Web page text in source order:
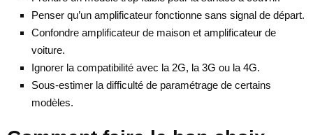
Penser qu’un amplificateur fonctionne sans signal de départ.
Confondre amplificateur de maison et amplificateur de
voiture.
Ignorer la compatibilité avec la 2G, la 3G ou la 4G.
Sous-estimer la difficulté de paramétrage de certains
modèles.